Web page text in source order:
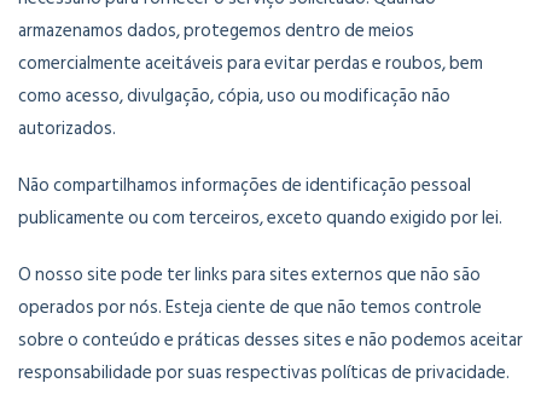
armazenamos dados, protegemos dentro de meios
comercialmente aceitáveis ​​para evitar perdas e roubos, bem
como acesso, divulgação, cópia, uso ou modificação não
autorizados.
Não compartilhamos informações de identificação pessoal
publicamente ou com terceiros, exceto quando exigido por lei.
O nosso site pode ter links para sites externos que não são
operados por nós. Esteja ciente de que não temos controle
sobre o conteúdo e práticas desses sites e não podemos aceitar
responsabilidade por suas respectivas políticas de privacidade.